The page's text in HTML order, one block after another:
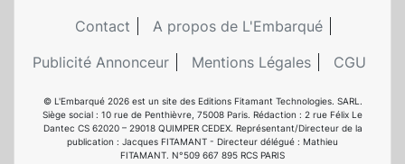
Contact
A propos de L'Embarqué
Publicité Annonceur
Mentions Légales CGU
© L'Embarqué 2026 est un site des Editions Fitamant Technologies. SARL.
Siège social : 10 rue de Penthièvre, 75008 Paris. Rédaction : 2 rue Félix Le
Dantec CS 62020 – 29018 QUIMPER CEDEX. Représentant/Directeur de la
publication : Jacques FITAMANT - Directeur délégué : Mathieu
FITAMANT. N°509 667 895 RCS PARIS